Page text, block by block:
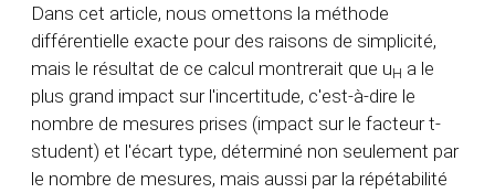
Dans cet article, nous omettons la méthode
différentielle exacte pour des raisons de simplicité,
mais le résultat de ce calcul montrerait que uH a le
plus grand impact sur l'incertitude, c'est-à-dire le
nombre de mesures prises (impact sur le facteur t-
student) et l'écart type, déterminé non seulement par
le nombre de mesures, mais aussi par la répétabilité